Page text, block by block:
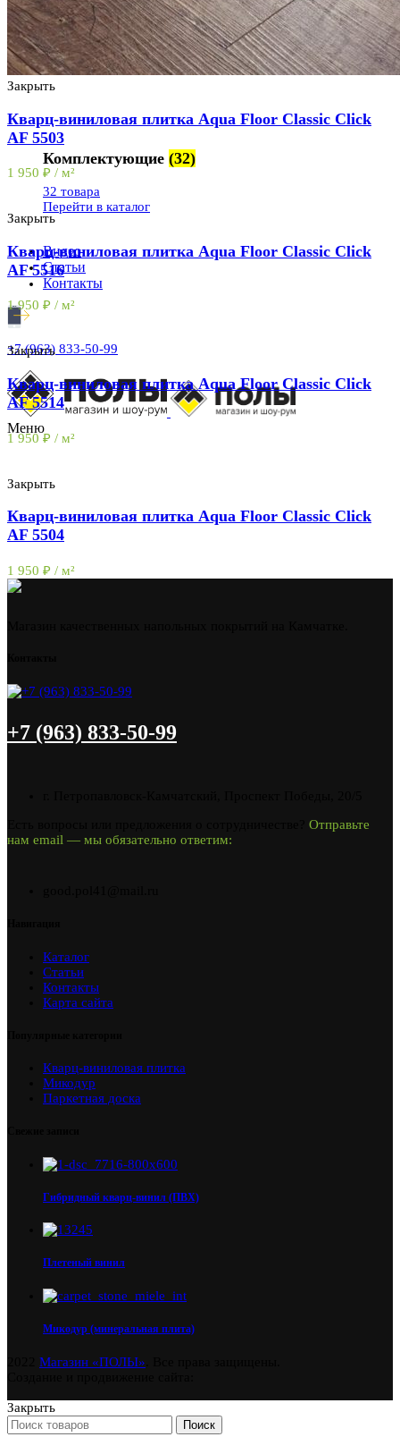
Комплектующие (32)
32 товара
Перейти в каталог
Видео
Статьи
Контакты
+7 (963) 833-50-99
Меню
Закрыть
Кварц-виниловая плитка Aqua Floor Classic Click
AF 5503
1 950 ₽ / м²
Закрыть
Кварц-виниловая плитка Aqua Floor Classic Click
AF 5516
1 950 ₽ / м²
Закрыть
Кварц-виниловая плитка Aqua Floor Classic Click
AF 5514
1 950₽ / м²
Закрыть
Кварц-виниловая плитка Aqua Floor Classic Click
AF 5504
1 950 ₽ / м²
+7 (963) 833-50-99
Отправьте
нам email — мы обязательно ответим:
Каталог
Статьи
Контакты
Карта сайта
Кварц-виниловая плитка
Микодур
Паркетная доска
Гибридный кварц-винил (ПВХ)
Плетеный винил
Микодур (минеральная плита)
Магазин «ПОЛЫ»
Закрыть
Поиск